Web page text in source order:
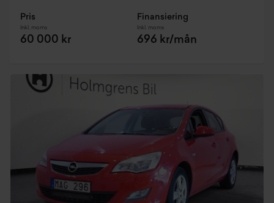
Pris
Inkl. moms
60 000 kr
Finansiering
Inkl. moms
696 kr/mån